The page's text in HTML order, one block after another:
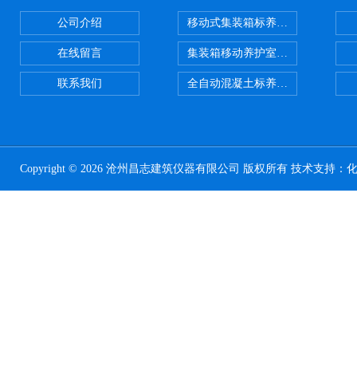
公司介绍
在线留言
联系我们
移动式集装箱标养室 养护室设备
集装箱移动养护室 标养室
全自动混凝土标养室恒温恒湿设备
Copyright © 2026 沧州昌志建筑仪器有限公司 版权所有 技术支持：